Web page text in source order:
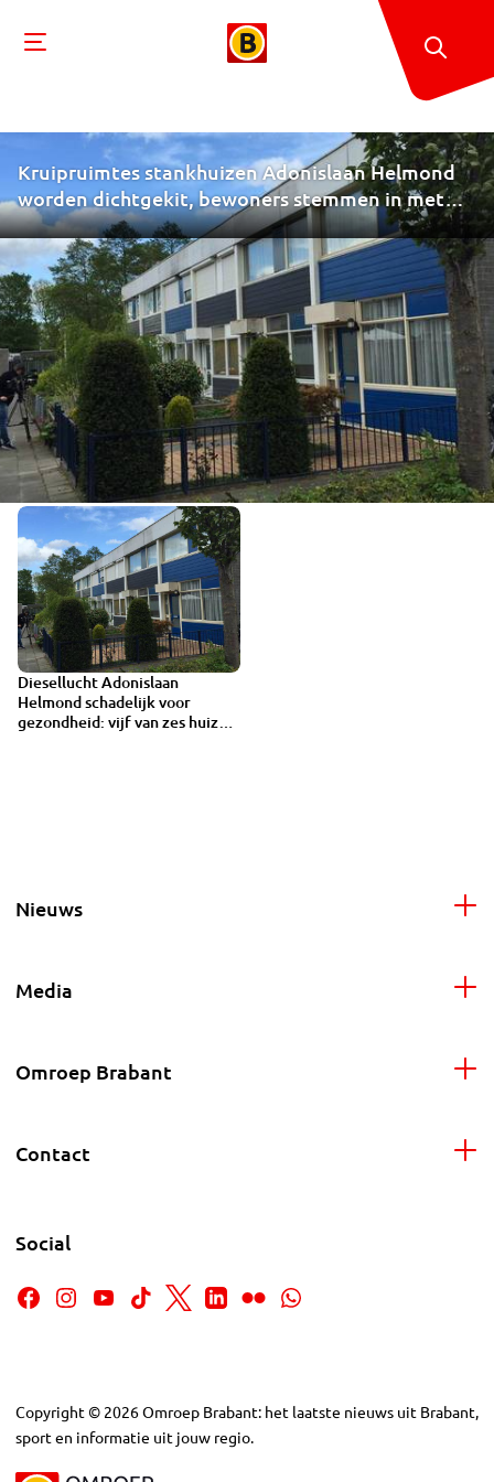
Kruipruimtes stankhuizen Adonislaan Helmond
worden dichtgekit, bewoners stemmen in met
plan gemeente
Diesellucht Adonislaan
Helmond schadelijk voor
gezondheid: vijf van zes huizen
Nieuws
Media
Omroep Brabant
Contact
Social
Copyright © 2026Omroep Brabant: het laatste nieuws uit Brabant,
sport en informatie uit jouw regio.